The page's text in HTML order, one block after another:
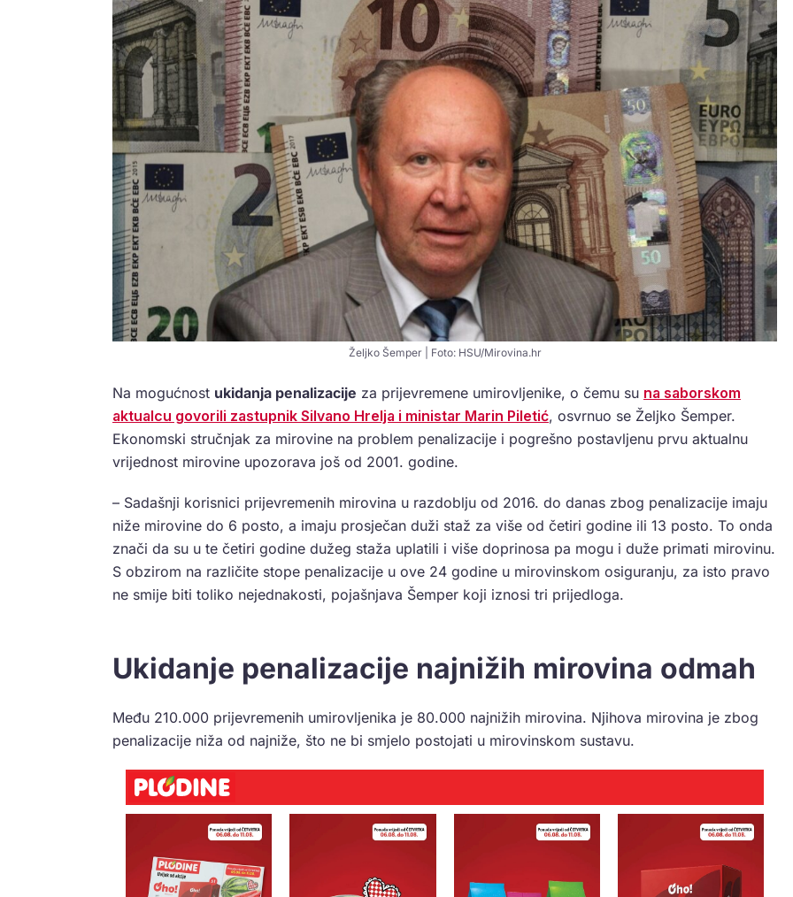
Željko Šemper | Foto: HSU/Mirovina.hr
Na mogućnost ukidanja penalizacije za prijevremene umirovljenike, o čemu su na saborskom
aktualcu govorili zastupnik Silvano Hrelja i ministar Marin Piletić, osvrnuo se Željko Šemper.
Ekonomski stručnjak za mirovine na problem penalizacije i pogrešno postavljenu prvu aktualnu
vrijednost mirovine upozorava još od 2001. godine.
– Sadašnji korisnici prijevremenih mirovina u razdoblju od 2016. do danas zbog penalizacije imaju
niže mirovine do 6 posto, a imaju prosječan duži staž za više od četiri godine ili 13 posto. To onda
znači da su u te četiri godine dužeg staža uplatili i više doprinosa pa mogu i duže primati mirovinu.
S obzirom na različite stope penalizacije u ove 24 godine u mirovinskom osiguranju, za isto pravo
ne smije biti toliko nejednakosti, pojašnjava Šemper koji iznosi tri prijedloga.
Ukidanje penalizacije najnižih mirovina odmah
Među 210.000 prijevremenih umirovljenika je 80.000 najnižih mirovina. Njihova mirovina je zbog
penalizacije niža od najniže, što ne bi smjelo postojati u mirovinskom sustavu.